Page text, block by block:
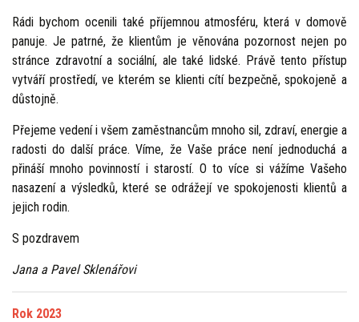
Rádi bychom ocenili také příjemnou atmosféru, která v domově
panuje. Je patrné, že klientům je věnována pozornost nejen po
stránce zdravotní a sociální, ale také lidské. Právě tento přístup
vytváří prostředí, ve kterém se klienti cítí bezpečně, spokojeně a
důstojně.
Přejeme vedení i všem zaměstnancům mnoho sil, zdraví, energie a
radosti do další práce. Víme, že Vaše práce není jednoduchá a
přináší mnoho povinností i starostí. O to více si vážíme Vašeho
nasazení a výsledků, které se odrážejí ve spokojenosti klientů a
jejich rodin.
S pozdravem
Jana a Pavel Sklenářovi
Rok 2023